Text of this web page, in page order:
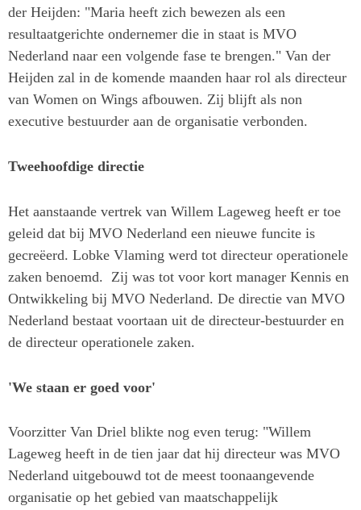
der Heijden: "Maria heeft zich bewezen als een
resultaatgerichte ondernemer die in staat is MVO
Nederland naar een volgende fase te brengen." Van der
Heijden zal in de komende maanden haar rol als directeur
van Women on Wings afbouwen. Zij blijft als non
executive bestuurder aan de organisatie verbonden.
Tweehoofdige directie
Het aanstaande vertrek van Willem Lageweg heeft er toe
geleid dat bij MVO Nederland een nieuwe funcite is
gecreëerd. Lobke Vlaming werd tot directeur operationele
zaken benoemd. Zij was tot voor kort manager Kennis en
Ontwikkeling bij MVO Nederland. De directie van MVO
Nederland bestaat voortaan uit de directeur-bestuurder en
de directeur operationele zaken.
'We staan er goed voor'
Voorzitter Van Driel blikte nog even terug: "Willem
Lageweg heeft in de tien jaar dat hij directeur was MVO
Nederland uitgebouwd tot de meest toonaangevende
organisatie op het gebied van maatschappelijk